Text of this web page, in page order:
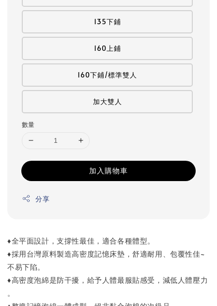
135下鋪
160上鋪
160下鋪/標準雙人
加大雙人
數量
加入購物車
分享
♦全平面設計，支撐性最佳，適合各種體型。
♦採用台灣原料製造高密度記憶床墊，舒適耐用、包覆性佳~
不易下陷。
♦高密度泡綿是防干擾，給予人體最服貼感受，減低人體壓力
。